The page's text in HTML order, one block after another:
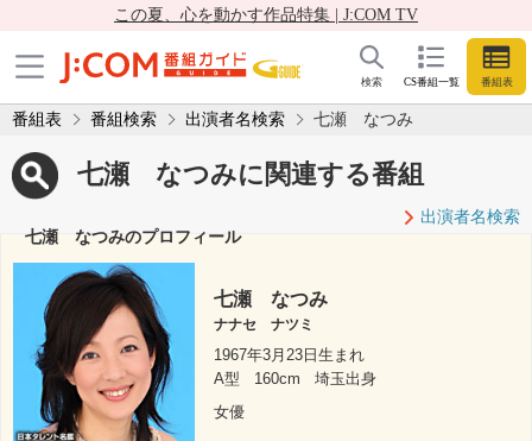
この夏、心を動かす作品特集 | J:COM TV
CS番組一覧 番組表
検索
番組表 番組検索 出演者名検索 七瀬 なつみ
七瀬 なつみに関連する番組
出演者名検索
七瀬 なつみのプロフィール
七瀬 なつみ
ナナセ ナツミ
1967年3月23日生まれ
A型
160cm
埼玉出身
女優